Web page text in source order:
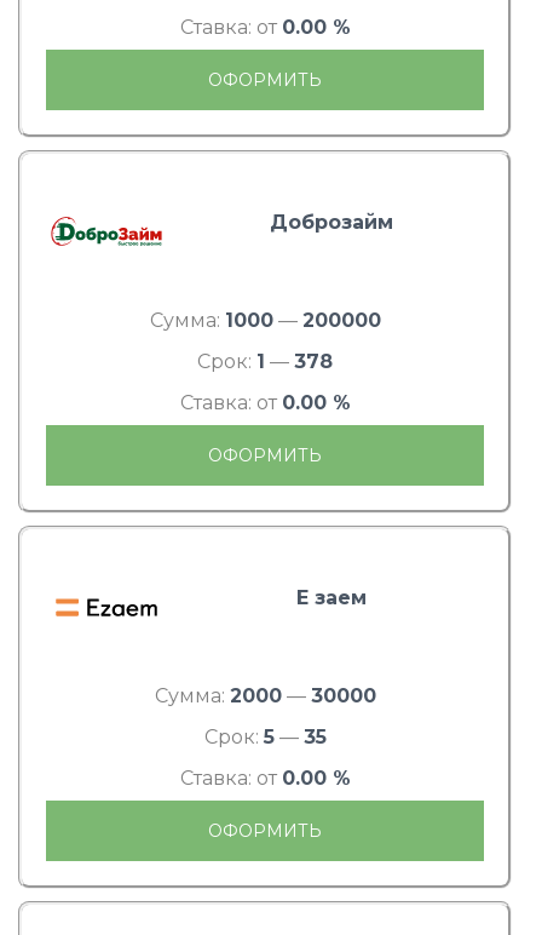
Ставка: от 0.00 %
ОФОРМИТЬ
Доброзайм
Сумма: 1000— 200000
Срок: 1 — 378
Ставка: от 0.00 %
ОФОРМИТЬ
Е заем
Сумма: 2000— 30000
Срок: 5— 35
Ставка: от 0.00 %
ОФОРМИТЬ